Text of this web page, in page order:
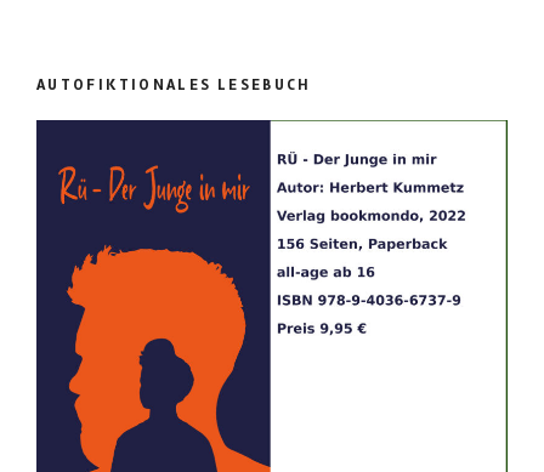
AUTOFIKTIONALES LESEBUCH